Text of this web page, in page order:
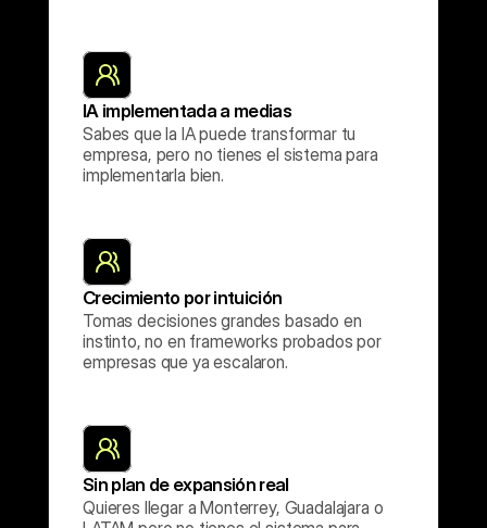
IA implementada a medias
Sabes que la IA puede transformar tu
empresa, pero no tienes el sistema para
implementarla bien.
Crecimiento por intuición
Tomas decisiones grandes basado en
instinto, no en frameworks probados por
empresas que ya escalaron.
Sin plan de expansión real
Quieres llegar a Monterrey, Guadalajara o